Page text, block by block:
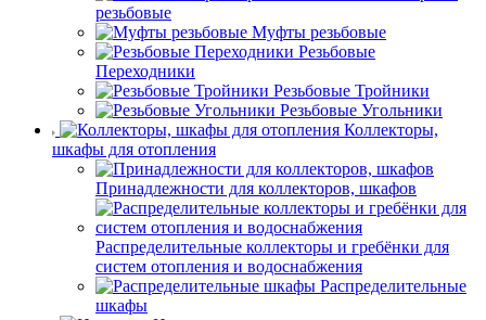
резьбовые
Муфты резьбовые
Резьбовые
Переходники
Резьбовые Тройники
Резьбовые Угольники
Коллекторы,
шкафы для отопления
Принадлежности для коллекторов, шкафов
Распределительные коллекторы и гребёнки для
систем отопления и водоснабжения
Распределительные
шкафы